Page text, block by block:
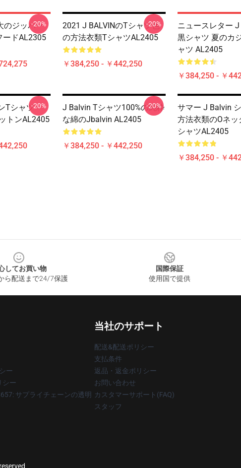
のジッパー
ードAL2305
-20%
2021 J BALVINのTシャツ色
の方法衣類TシャツAL2405
￥384,250 - ￥442,250
-20%
ニュースレター
黒シャツ 夏のカ
ャツ AL2405
￥384,250 - ￥
Tシャツ
トンAL2405
-20%
J Balvin Tシャツ100%の純粋
な綿のJbalvin AL2405
￥384,250 - ￥442,250
-20%
サマー J Balvin
方法衣類のOネ
シャツAL2405
￥384,250 - ￥
してお買い物
ら配送まで24/7保護
国際保証
使用国で提供
ー
シー
サプライチェーンの透明
当社のサポート
配送&配送ポリシー
支払条件
返品・返金ポリシー
お問い合わせ
カスタマーサポート(FAQ)
スタッフ